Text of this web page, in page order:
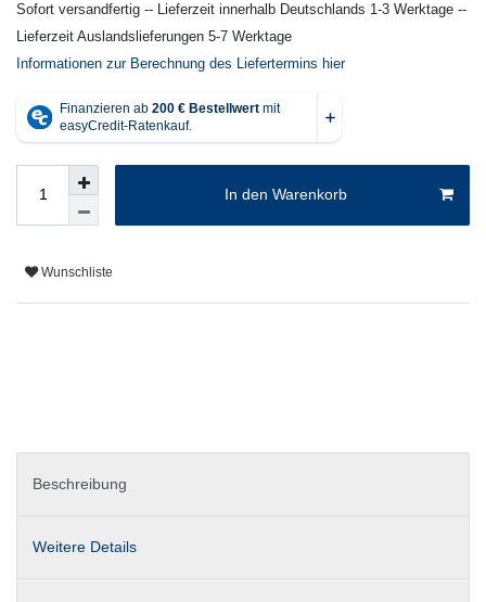
Sofort versandfertig -- Lieferzeit innerhalb Deutschlands 1-3 Werktage --
Lieferzeit Auslandslieferungen 5-7 Werktage
Informationen zur Berechnung des Liefertermins hier
In den Warenkorb
Wunschliste
Beschreibung
Weitere Details